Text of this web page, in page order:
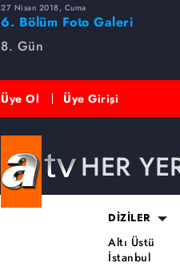
27 Nisan 2018, Cuma
6. Bölüm Foto Galeri
8. Gün
Üye Ol Üye Girişi
HER
DİZİLER
Altı Üstü
İstanbul